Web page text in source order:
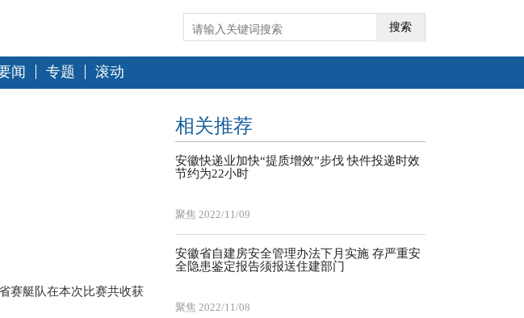
搜索
闻 专题 滚动
赛艇队在本次比赛共收获
相关推荐
安徽快递业加快“提质增效”步伐 快件投递时效
节约为22小时
聚焦 2022/11/09
安徽省自建房安全管理办法下月实施 存严重安
全隐患鉴定报告须报送住建部门
聚焦 2022/11/08